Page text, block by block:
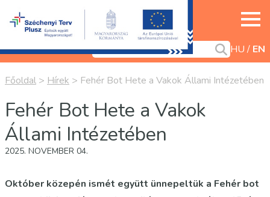
HU EN
Főoldal > Hírek > Fehér Bot Hete a Vakok Állami Intézetében
Fehér Bot Hete a Vakok
Állami Intézetében
2025. NOVEMBER 04.
Október közepén ismét együtt ünnepeltük a Fehér bot